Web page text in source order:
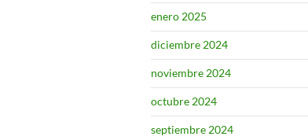
enero 2025
diciembre 2024
noviembre 2024
octubre 2024
septiembre 2024